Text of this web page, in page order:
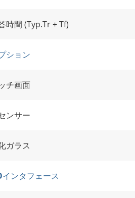
時間 (Typ.Tr + Tf)
ション
チ画面
ンサー
ガラス
ンタフェース